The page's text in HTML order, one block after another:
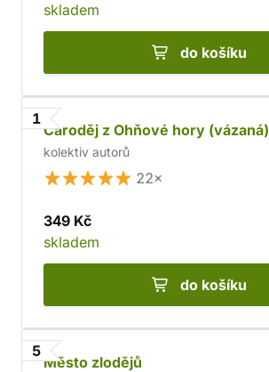
skladem
do košíku
1
Čaroděj z Ohňové hory (vázaná)
kolektiv autorů
22×
349 Kč
skladem
do košíku
5
Město zlodějů